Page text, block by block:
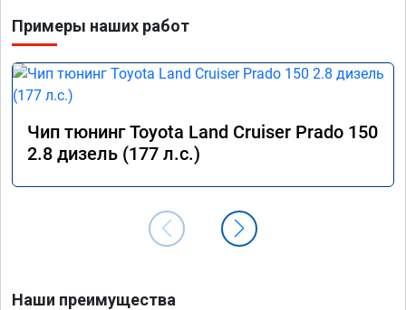
Примеры наших работ
Чип тюнинг Toyota Land Cruiser Prado 150
2.8 дизель (177 л.с.)
Наши преимущества